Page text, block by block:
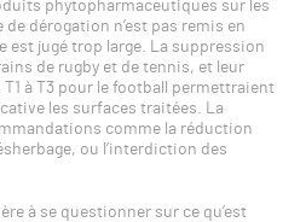
phytopharmaceutiques sur les
dérogation n’est pas remis en
est jugé trop large. La suppression
de rugby et de tennis, et leur
à T3 pour le football permettraient
les surfaces traitées. La
comme la réduction
ou l’interdiction des
à se questionner sur ce qu’est